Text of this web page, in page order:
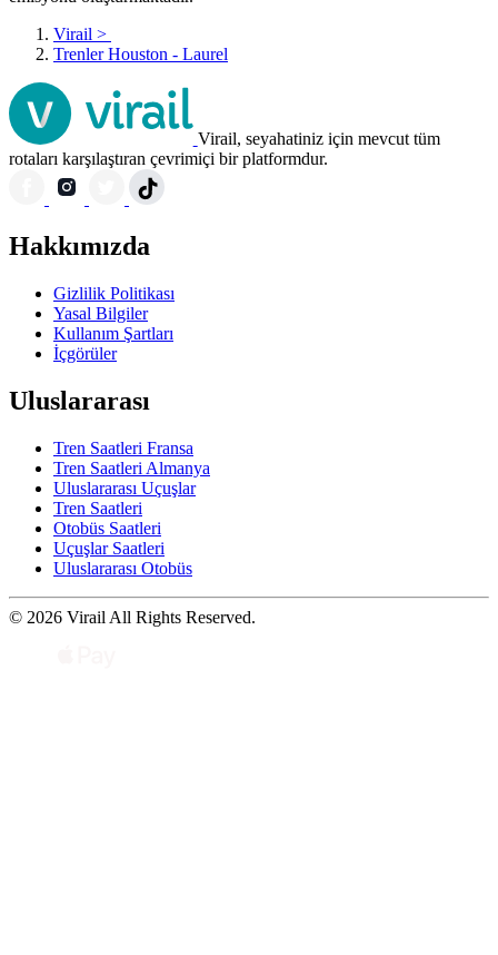
Virail >
Trenler Houston - Laurel
Virail, seyahatiniz için mevcut tüm
rotaları karşılaştıran çevrimiçi bir platformdur.
Hakkımızda
Gizlilik Politikası
Yasal Bilgiler
Kullanım Şartları
İçgörüler
Uluslararası
Tren Saatleri Fransa
Tren Saatleri Almanya
Uluslararası Uçuşlar
Tren Saatleri
Otobüs Saatleri
Uçuşlar Saatleri
Uluslararası Otobüs
© 2026 Virail All Rights Reserved.